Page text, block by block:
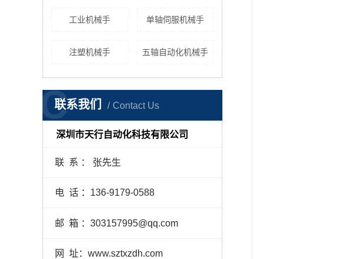
工业机械手 单轴伺服机械手
注塑机械手 五轴自动化机械手
联系我们 Contact Us
C
深圳市天行自动化科技有限公司
联 系 ： 张先生
电 话 ：136-9179-0588
邮 箱 ：303157995@qq.com
网 址：www.sztxzdh.com